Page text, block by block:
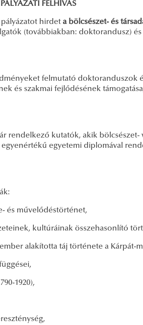
PÁLYÁZATI FELHÍVÁS
pályázatot hirdet a bölcsészet- és
(továbbiakban: doktorandusz) és
felmutató doktoranduszok
és szakmai fejlődésének
rendelkező kutatók, akik bölcsészet-
egyetemi diplomával
és művelődéstörténet,
kultúráinak összehasonlító
alakította táj története a Kárpát-
1920),